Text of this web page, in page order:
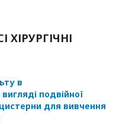
ХІРУРГІЧНІ
в
подвійної
для вивчення